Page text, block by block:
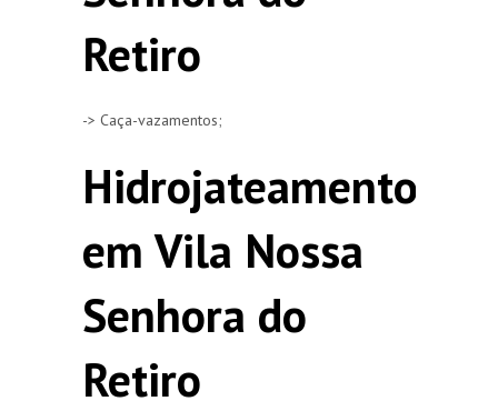
Retiro
-> Caça-vazamentos;
Hidrojateamento
em Vila Nossa
Senhora do
Retiro